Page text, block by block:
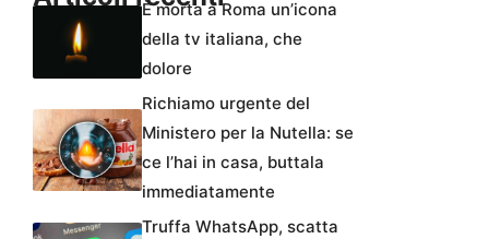
È morta a Roma un’icona
della tv italiana, che
dolore
Richiamo urgente del
Ministero per la Nutella: se
ce l’hai in casa, buttala
immediatamente
Truffa WhatsApp, scatta